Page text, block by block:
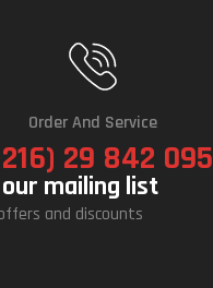
Order And Service
29 842 095
mailing list
and discounts